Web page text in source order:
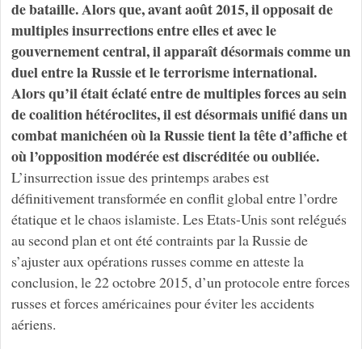
de bataille. Alors que, avant août 2015, il opposait de
multiples insurrections entre elles et avec le
gouvernement central, il apparaît désormais comme un
duel entre la Russie et le terrorisme international.
Alors qu’il était éclaté entre de multiples forces au sein
de coalition hétéroclites, il est désormais unifié dans un
combat manichéen où la Russie tient la tête d’affiche et
où l’opposition modérée est discréditée ou oubliée.
L’insurrection issue des printemps arabes est
définitivement transformée en conflit global entre l’ordre
étatique et le chaos islamiste. Les Etats-Unis sont relégués
au second plan et ont été contraints par la Russie de
s’ajuster aux opérations russes comme en atteste la
conclusion, le 22 octobre 2015, d’un protocole entre forces
russes et forces américaines pour éviter les accidents
aériens.